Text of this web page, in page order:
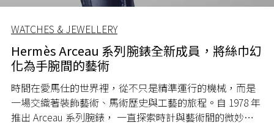
WATCHES & JEWELLERY
Hermès Arceau 系列腕錶全新成員，將絲巾幻
化為手腕間的藝術
時間在愛馬仕的世界裡，從不只是精準運行的機械，而是
一場交織著裝飾藝術、馬術歷史與工藝的旅程。自 1978 年
推出 Arceau 系列腕錶， 一直探索時計與藝術間的微妙關